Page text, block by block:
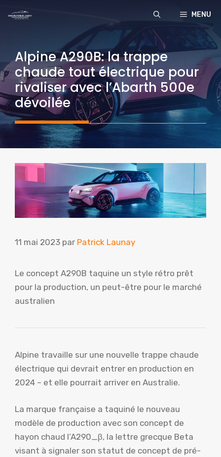
MENU
Alpine A290B: la trappe
chaude tout électrique pour
rivaliser avec l’Abarth 500e
dévoilée
11 mai 2023 par Patrick Launay
Le concept A290B taquine un style rétro prêt
pour la production, un peut-être pour le marché
australien
Alpine travaille sur une nouvelle trappe chaude
électrique qui devrait entrer en production en
2024 – et elle pourrait arriver en Australie.
La marque française a taquiné le nouveau
modèle de production avec son concept de
hayon chaud l’A290_β, la lettre grecque Beta
visant à signaler son statut de concept de pré-